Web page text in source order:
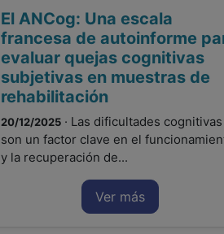
El ANCog: Una escala
francesa de autoinforme
evaluar quejas cognitivas
subjetivas en muestras de
rehabilitación
20/12/2025 · Las dificultades cognitivas
son un factor clave en el
y la recuperación de...
Ver más